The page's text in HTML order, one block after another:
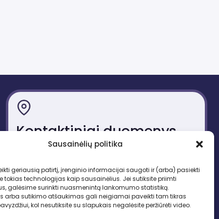
Sausainėlių politika
geriausią patirtį, įrenginio informacijai saugoti ir (arba) pasiekti
tokias technologijas kaip sausainėlius. Jei sutiksite priimti
galėsime surinkti nuasmenintą lankomumo statistiką.
arba sutikimo atšaukimas gali neigiamai paveikti tam tikras
kol nesutiksite su slapukais negalėsite peržiūrėti video.
Kontaktiniai duomenys
Tel. +370 683 95403
El. paštas: lbd.sekretore@gmail.com